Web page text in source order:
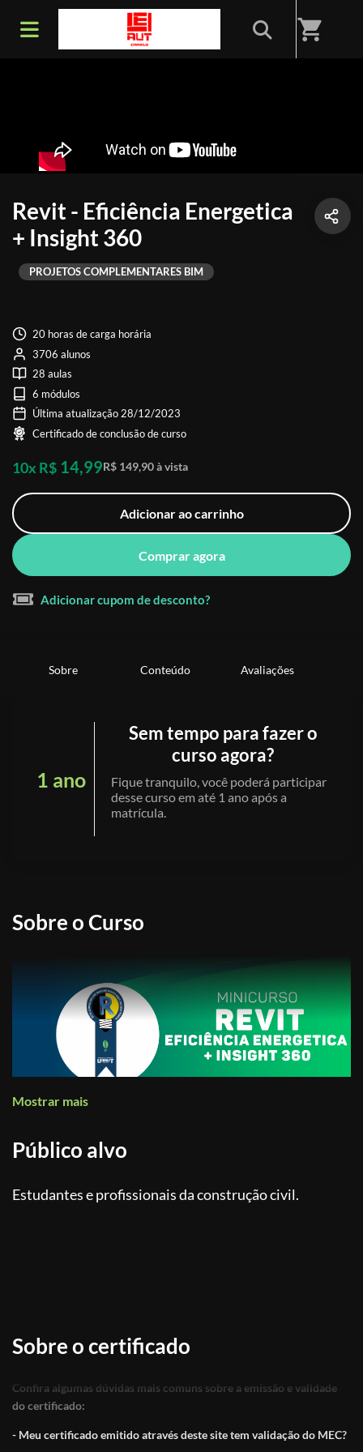
shopping_cart
Revit - Eficiência Energetica
+ Insight 360
PROJETOS COMPLEMENTARES BIM
20 horas de carga horária
3706 alunos
28 aulas
6 módulos
Última atualização 28/12/2023
Certificado de conclusão de curso
10x R$ 14,99R$ 149,90 à vista
Adicionar ao carrinho
Comprar agora
Adicionar cupom de desconto?
Sobre Conteúdo Avaliações
1 ano
Sem tempo para fazer o
curso agora?
Fique tranquilo, você poderá participar
desse curso em até 1 ano após a
matrícula.
Sobre o Curso
Mostrar mais
Público alvo
Estudantes e profissionais da construção civil.
Sobre o certificado
Confira algumas dúvidas mais comuns sobre a emissão e validade
do certificado:
- Meu certificado emitido através deste site tem validação do MEC?